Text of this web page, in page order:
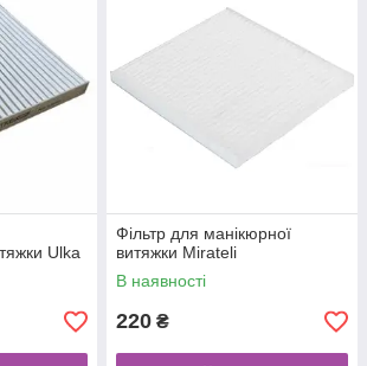
Ulka
Фільтр для манікюрної
витяжки Mirateli
В наявності
220 ₴